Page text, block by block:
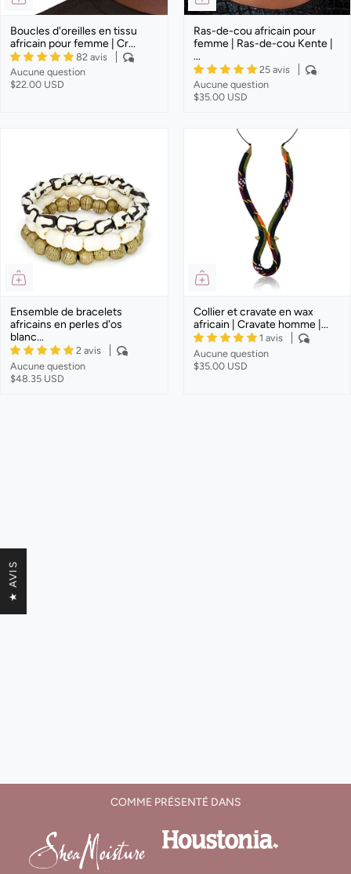
Boucles d'oreilles en tissu
africain pour femme | Cr...
82 avis
Aucune question
$22.00 USD
Ras-de-cou africain pour
femme | Ras-de-cou Kente |
...
25 avis
Aucune question
$35.00 USD
Ensemble de bracelets
africains en perles d'os
blanc...
2 avis
Aucune question
$48.35 USD
Collier et cravate en wax
africain | Cravate homme |...
1 avis
Aucune question
$35.00 USD
COMME PRÉSENTÉ DANS
★ AVIS